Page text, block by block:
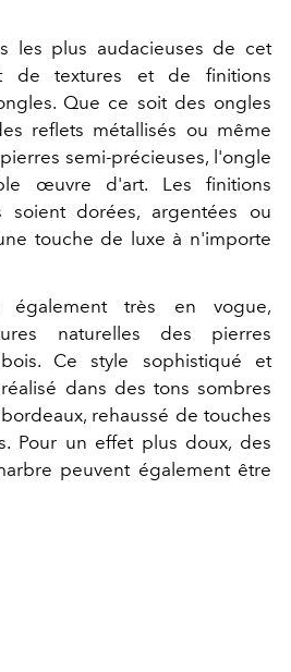
les plus audacieuses de cet
de textures et de finitions
Que ce soit des ongles
reflets métallisés ou même
semi-précieuses, l'ongle
œuvre d'art. Les finitions
soient dorées, argentées ou
touche de luxe à n'importe
également très en vogue,
naturelles des pierres
Ce style sophistiqué et
dans des tons sombres
rehaussé de touches
Pour un effet plus doux, des
peuvent également être